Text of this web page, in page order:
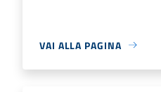
VAI ALLA PAGINA